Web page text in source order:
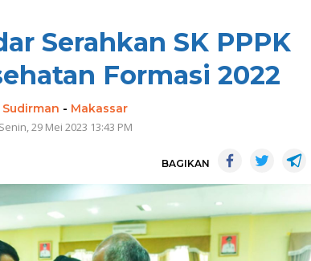
Serahkan SK PPPK
Formasi 2022
Sudirman - Makassar
Senin, 29 Mei 2023 13:43 PM
BAGIKAN